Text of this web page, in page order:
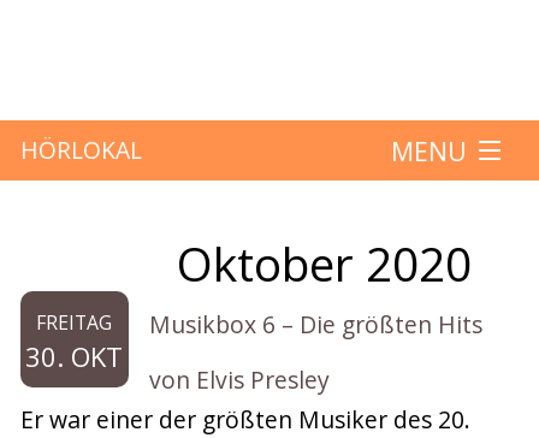
HÖRLOKAL MENU
Über das Projekt
Mitmachen
Oktober 2020
FREITAG
30. OKT
Musikbox 6 – Die größten Hits
von Elvis Presley
Er war einer der größten Musiker des 20.